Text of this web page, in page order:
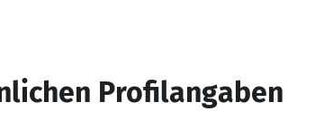
Profilangaben